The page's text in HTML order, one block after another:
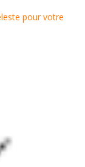
pour votre